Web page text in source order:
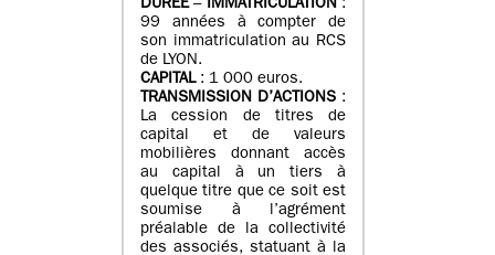
DUREE– IMMATRICULATION:
99 années à compter de
son immatriculation au RCS
de LYON.
CAPITAL: 1 000 euros.
TRANSMISSION D’ACTIONS :
La cession de titres de
capital et de valeurs
mobilières donnant accès
au capital à un tiers à
quelque titre que ce soit est
soumise à l’agrément
préalable de la collectivité
des associés, statuant à la